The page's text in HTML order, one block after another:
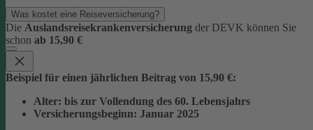
Was kostet eine Reiseversicherung?
Die Auslandsreisekrankenversicherung der DEVK können Sie
schon ab 15,90 €
Beispiel für einen jährlichen Beitrag von 15,90 €:
Alter: bis zur Vollendung des 60. Lebensjahrs
Versicherungsbeginn: Januar 2025